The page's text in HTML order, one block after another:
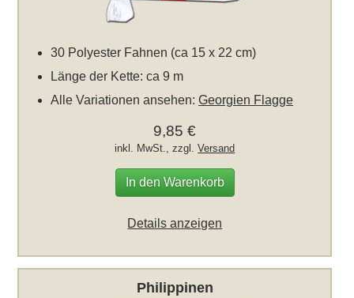
30 Polyester Fahnen (ca 15 x 22 cm)
Länge der Kette: ca 9 m
Alle Variationen ansehen:Georgien Flagge
9,85 €
inkl. MwSt., zzgl.Versand
In den Warenkorb
Details anzeigen
Philippinen